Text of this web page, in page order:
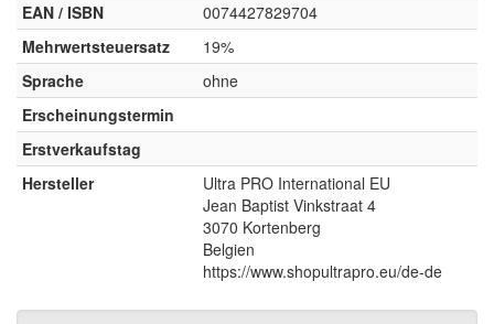
EAN / ISBN
0074427829704
Mehrwertsteuersatz
19%
Sprache
ohne
Erscheinungstermin
Erstverkaufstag
Hersteller
Ultra PRO International EU
Jean Baptist Vinkstraat 4
3070 Kortenberg
Belgien
https://www.shopultrapro.eu/de-de